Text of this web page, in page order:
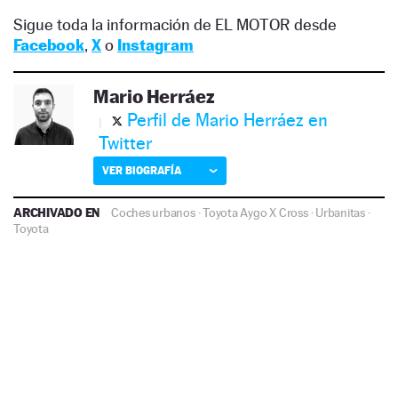
Sigue toda la información de EL MOTOR desde
Facebook, Xo Instagram
Mario Herráez
Perfil de Mario Herráez en
Twitter
VER BIOGRAFÍA
ARCHIVADO EN Coches urbanos·Toyota Aygo X Cross·Urbanitas ·
Toyota